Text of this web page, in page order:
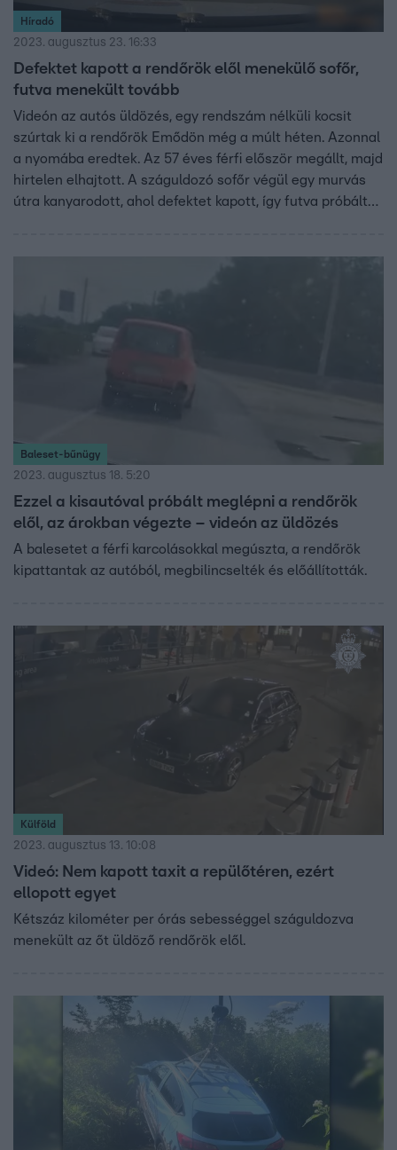
Híradó
2023. augusztus 23. 16:33
Defektet kapott a rendőrök elől menekülő sofőr,
futva menekült tovább
Videón az autós üldözés, egy rendszám nélküli kocsit
szúrtak ki a rendőrök Emődön még a múlt héten. Azonnal
a nyomába eredtek. Az 57 éves férfi először megállt, majd
hirtelen elhajtott. A száguldozó sofőr végül egy murvás
útra kanyarodott, ahol defektet kapott, így futva próbált
Baleset-bűnügy
2023. augusztus 18. 5:20
Ezzel a kisautóval próbált meglépni a rendőrök
elől, az árokban végezte – videón az üldözés
A balesetet a férfi karcolásokkal megúszta, a rendőrök
kipattantak az autóból, megbilincselték és előállították.
Külföld
2023. augusztus 13. 10:08
Videó: Nem kapott taxit a repülőtéren, ezért
ellopott egyet
Kétszáz kilométer per órás sebességgel száguldozva
menekült az őt üldöző rendőrök elől.